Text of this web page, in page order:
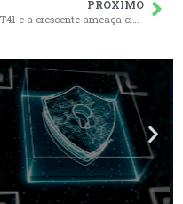
PRÓXIMO